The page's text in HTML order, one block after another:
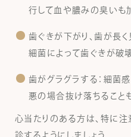
行して血や膿みの臭いも
歯ぐきが下がり、歯が長く
細菌によって歯ぐきが破壊
歯がグラグラする：細菌
悪の場合抜け落ちること
心当たりのある方は、特に